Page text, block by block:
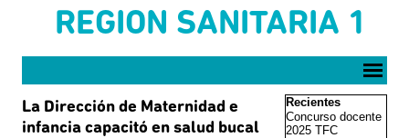
Vaya al Contenido
REGION SANITARIA 1
La Dirección de Maternidad e
infancia capacitó en salud bucal
Saltar el bloque
Recientes
Concurso docente
2025 TFC